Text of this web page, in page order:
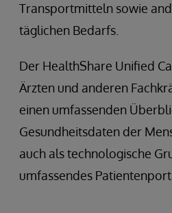
Transportmitteln sowie
täglichen Bedarfs.
Der HealthShare Unified
Ärzten und anderen
einen umfassenden
Gesundheitsdaten der
auch als technologische
umfassendes